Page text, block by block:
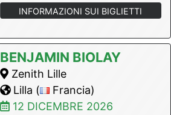
INFORMAZIONI SUI BIGLIETTI
BENJAMIN BIOLAY
Zenith Lille
Lilla (
Francia)
12 DICEMBRE 2026